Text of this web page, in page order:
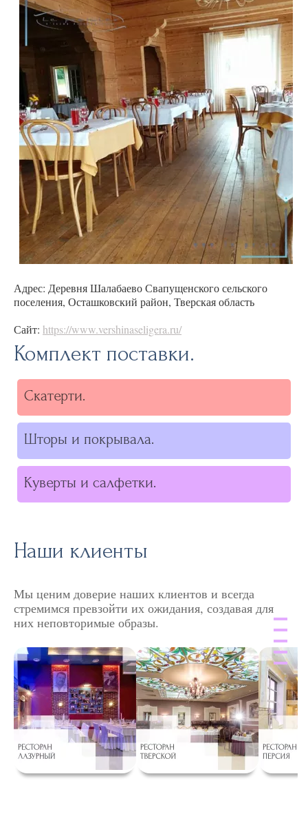
Адрес: Деревня Шалабаево Свапущенского сельского
поселения, Осташковский район, Тверская область
Сайт: https://www.vershinaseligera.ru/
Комплект поставки.
Скатерти.
Шторы и покрывала.
Куверты и салфетки.
Наши клиенты
Мы ценим доверие наших клиентов и всегда
стремимся превзойти их ожидания, создавая для
них неповторимые образы.